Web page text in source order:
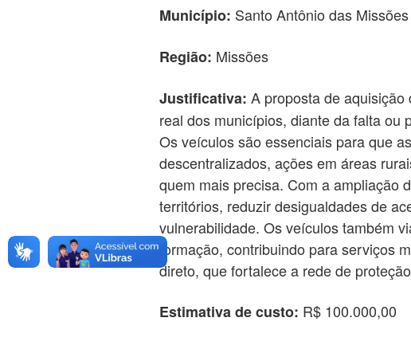
Município: Santo Antônio das Missões
Região: Missões
Justificativa: A proposta de
real dos municípios, diante da falta ou
Os veículos são essenciais para que
descentralizados, ações em áreas
quem mais precisa. Com a ampliação
territórios, reduzir desigualdades de
vulnerabilidade. Os veículos também
formação, contribuindo para serviços
direto, que fortalece a rede de
Estimativa de custo: R$ 100.000,00